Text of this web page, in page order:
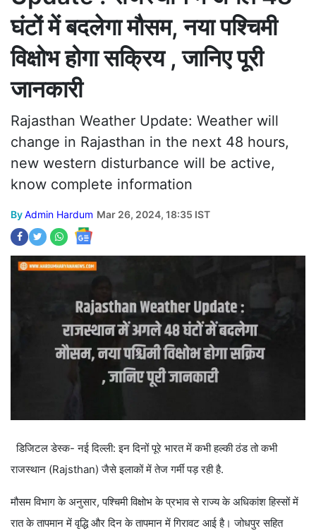
घंटों में बदलेगा मौसम, नया पश्चिमी
विक्षोभ होगा सक्रिय , जानिए पूरी
जानकारी
Rajasthan Weather Update: Weather will
change in Rajasthan in the next 48 hours,
new western disturbance will be active,
know complete information
ByAdmin Hardum Mar 26, 2024, 18:35 IST
डिजिटल डेस्क- नई दिल्ली: इन दिनों पूरे भारत में कभी हल्की ठंड तो कभी
राजस्थान (Rajsthan) जैसे इलाकों में तेज गर्मी पड़ रही है.
मौसम विभाग के अनुसार, पश्चिमी विक्षोभ के प्रभाव से राज्य के अधिकांश हिस्सों में
रात के तापमान में वृद्धि और दिन के तापमान में गिरावट आई है। जोधपुर सहित